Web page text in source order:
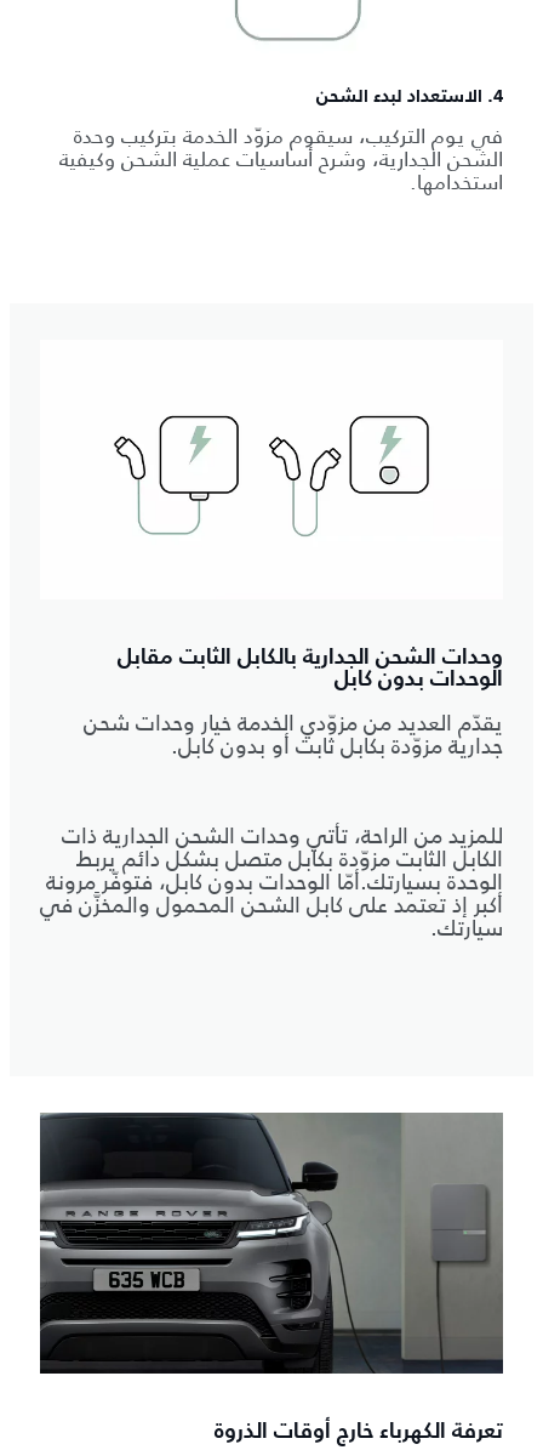
4. الاستعداد لبدء الشحن
في يوم التركيب، سيقوم مزوّد الخدمة بتركيب وحدة
الشحن الجدارية، وشرح أساسيات عملية الشحن وكيفية
استخدامها.
وحدات الشحن الجدارية بالكابل الثابت مقابل
الوحدات بدون كابل
يقدّم العديد من مزوّدي الخدمة خيار وحدات شحن
جدارية مزوّدة بكابل ثابت أو بدون كابل.
للمزيد من الراحة، تأتي وحدات الشحن الجدارية ذات
الكابل الثابت مزوّدة بكابل متصل بشكل دائم يربط
الوحدة بسيارتك.أمّا الوحدات بدون كابل، فتوفّر مرونة
أكبر إذ تعتمد على كابل الشحن المحمول والمخزَّن في
سيارتك.
تعرفة الكهرباء خارج أوقات الذروة